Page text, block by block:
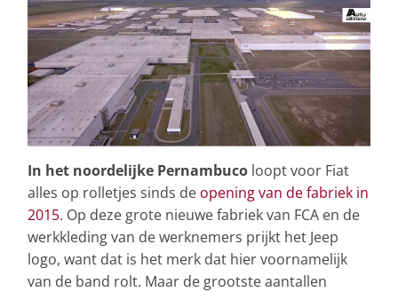
In het noordelijke Pernambuco loopt voor Fiat
alles op rolletjes sinds de opening van de fabriek in
2015. Op deze grote nieuwe fabriek van FCA en de
werkkleding van de werknemers prijkt het Jeep
logo, want dat is het merk dat hier voornamelijk
van de band rolt. Maar de grootste aantallen